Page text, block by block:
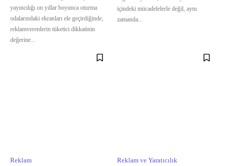
yayıncılığı on yıllar boyunca oturma
odalarındaki ekranları ele geçirdiğinde,
reklamverenlerin tüketici dikkatinin
değerine...
içindeki mücadelelerle değil, aynı
zamanda...
Reklam Reklam ve Yaratıcılık